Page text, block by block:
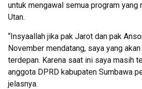
untuk mengawal semua program yang
Utan.
“Insyaallah jika pak Jarot dan pak
November mendatang, saya yang
terdepan. Karena saat ini saya masih
anggota DPRD kabupaten Sumbawa
jelasnya.